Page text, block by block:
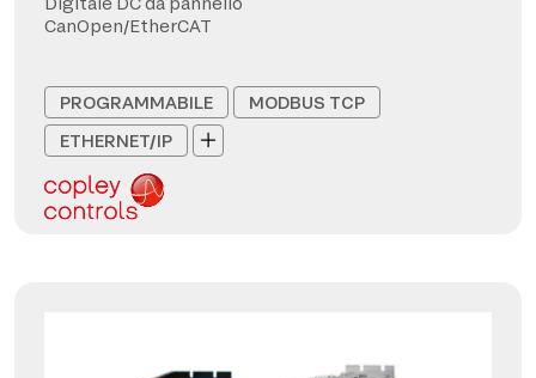
CanOpen/EtherCAT
PROGRAMMABILE
MODBUS TCP
ETHERNET/IP